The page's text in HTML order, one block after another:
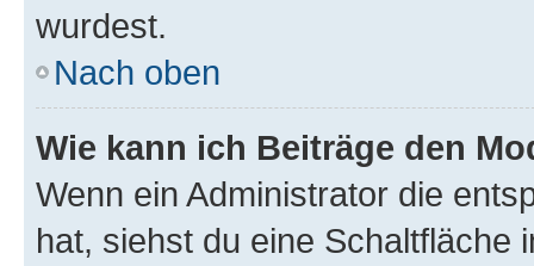
wurdest.
Nach oben
Wie kann ich Beiträge den
Wenn ein Administrator die
hat, siehst du eine Schaltfläche